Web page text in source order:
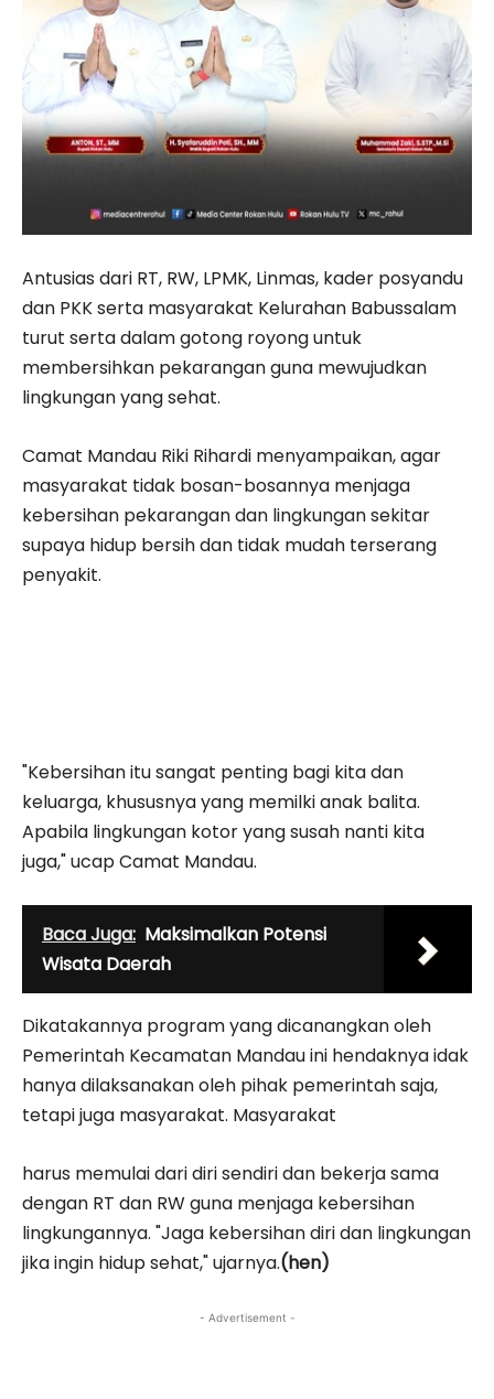
Antusias dari RT, RW, LPMK, Linmas, kader posyandu
dan PKK serta masyarakat Kelurahan Babussalam
turut serta dalam gotong royong untuk
membersihkan pekarangan guna mewujudkan
lingkungan yang sehat.
Camat Mandau Riki Rihardi menyampaikan, agar
masyarakat tidak bosan-bosannya menjaga
kebersihan pekarangan dan lingkungan sekitar
supaya hidup bersih dan tidak mudah terserang
penyakit.
"Kebersihan itu sangat penting bagi kita dan
keluarga, khususnya yang memilki anak balita.
Apabila lingkungan kotor yang susah nanti kita
juga," ucap Camat Mandau.
Baca Juga: Maksimalkan Potensi
Wisata Daerah
Dikatakannya program yang dicanangkan oleh
Pemerintah Kecamatan Mandau ini hendaknya idak
hanya dilaksanakan oleh pihak pemerintah saja,
tetapi juga masyarakat. Masyarakat
harus memulai dari diri sendiri dan bekerja sama
dengan RT dan RW guna menjaga kebersihan
lingkungannya. "Jaga kebersihan diri dan lingkungan
jika ingin hidup sehat," ujarnya.(hen)
- Advertisement -